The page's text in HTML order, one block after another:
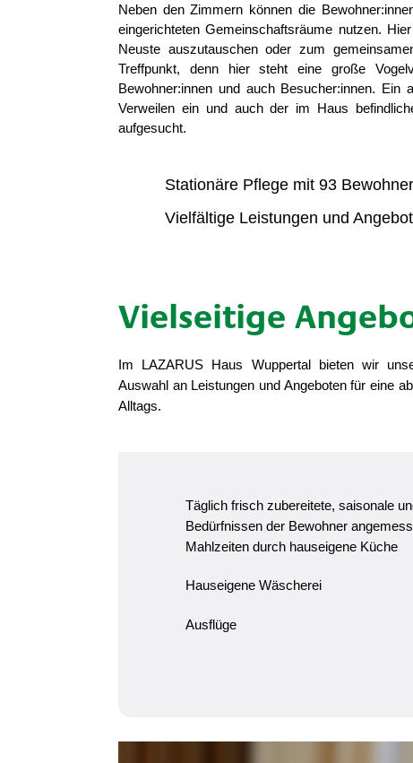
Neben den Zimmern können die
eingerichteten Gemeinschaftsräume nutzen.
Neuste auszutauschen oder zum
Treffpunkt, denn hier steht eine große
Bewohner:innen und auch Besucher:innen.
Verweilen ein und auch der im Haus
aufgesucht.
Stationäre Pflege mit 93
Vielfältige Leistungen und
Vielseitige
Im LAZARUS Haus Wuppertal bieten wir
Auswahl an Leistungen und Angeboten für eine
Alltags.
Täglich frisch zubereitete, saisonale
Bedürfnissen der Bewohner
Mahlzeiten durch hauseigene Küche
Hauseigene Wäscherei
Ausflüge